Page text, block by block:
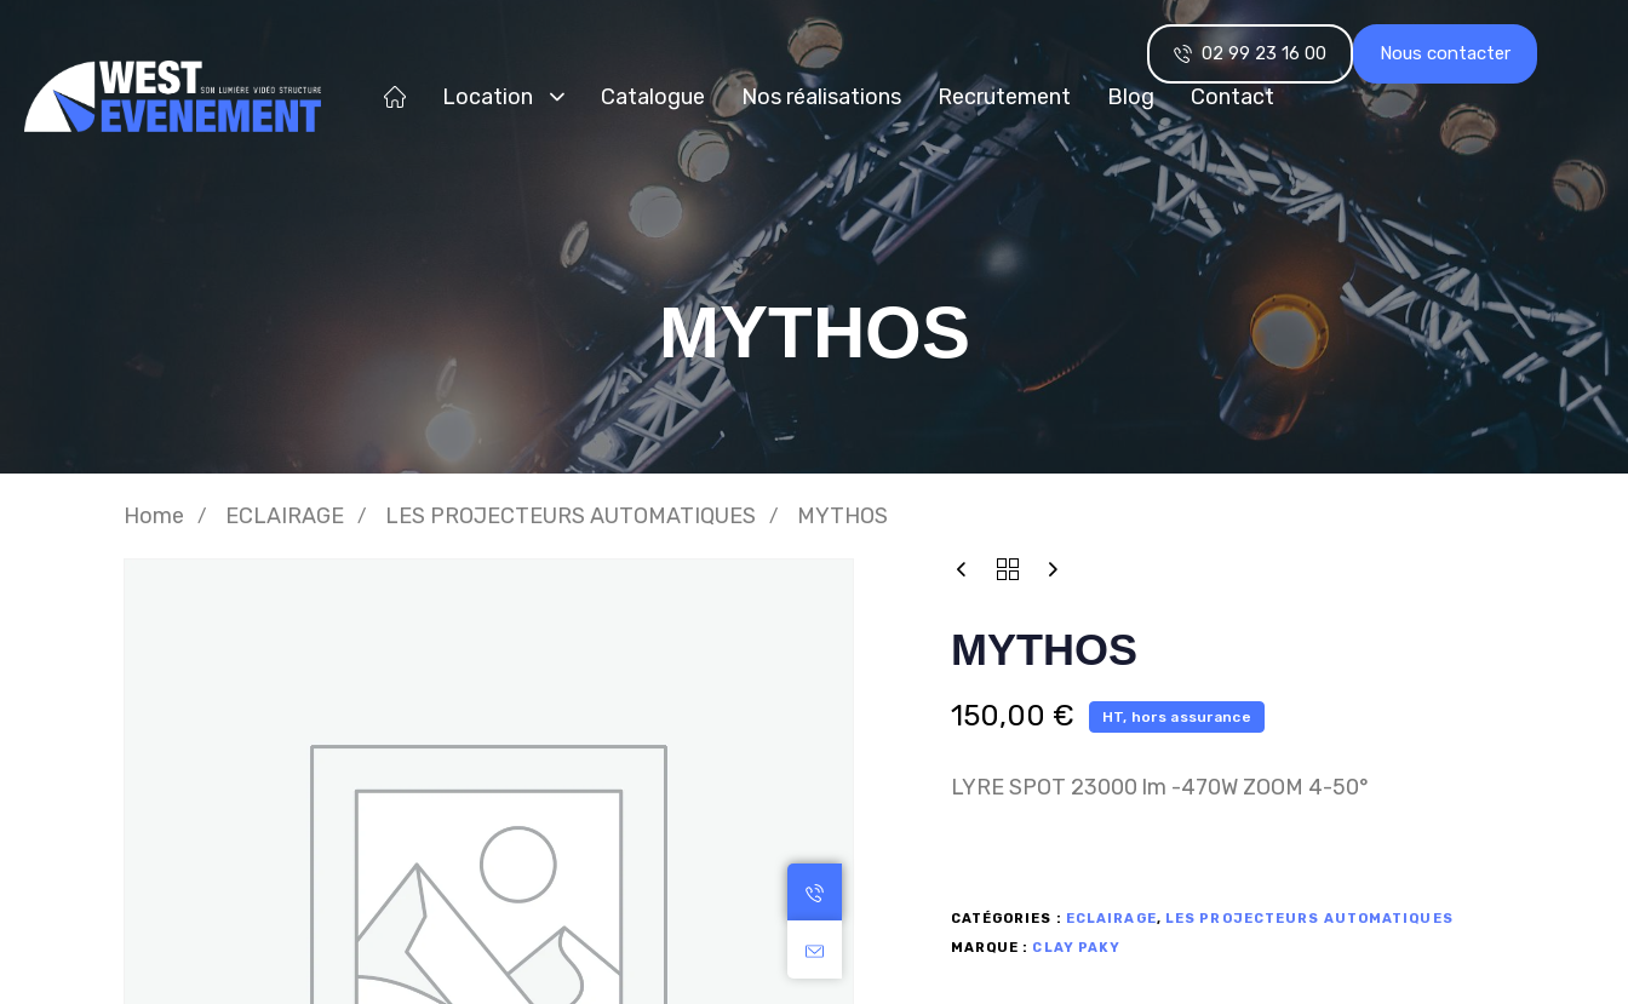
Location Catalogue Nos réalisations Recrutement Blog Contact
02 99 23 16 00 Nous contacter
MYTHOS
Home ECLAIRAGE LES PROJECTEURS AUTOMATIQUES MYTHOS
MYTHOS
150,00 € HT, hors assurance
LYRE SPOT 23000 lm -470W ZOOM 4-50°
CATÉGORIES : ECLAIRAGE, LES PROJECTEURS AUTOMATIQUES
MARQUE : CLAY PAKY